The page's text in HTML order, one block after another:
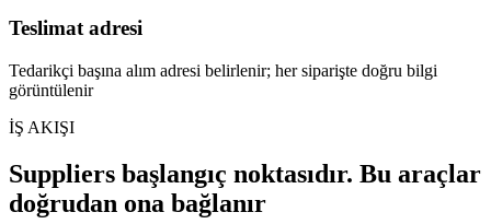
Teslimat adresi
Tedarikçi başına alım adresi belirlenir; her siparişte doğru bilgi
görüntülenir
İŞ AKIŞI
Suppliers başlangıç noktasıdır. Bu araçlar
doğrudan ona bağlanır